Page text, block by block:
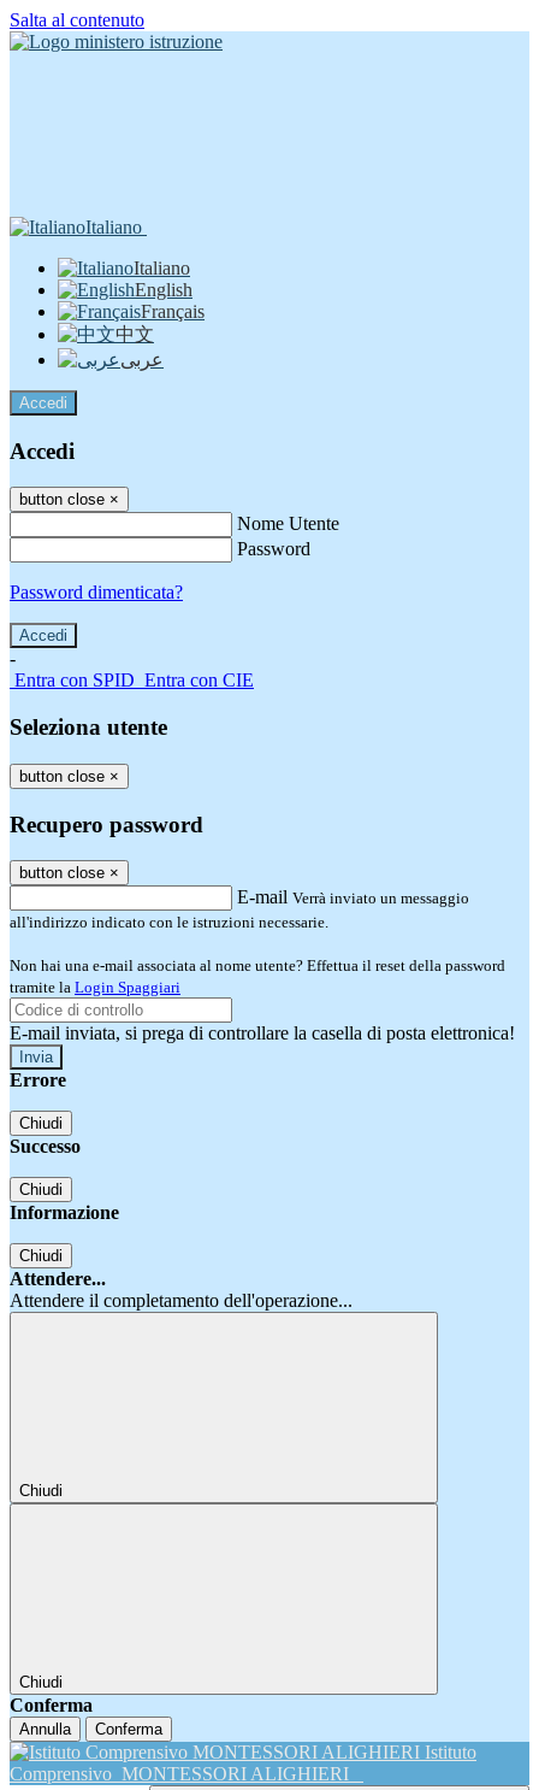
Salta al contenuto
Italiano
Italiano
English
Français
中文
عربى
Accedi
Accedi
button close ×
Nome Utente
Password
Password dimenticata?
-
Entra con SPID Entra con CIE
Seleziona utente
button close ×
Recupero password
button close ×
E-mail Verrà inviato un messaggio
all'indirizzo indicato con le istruzioni necessarie.
Non hai una e-mail associata al nome utente? Effettua il reset della password
tramite la Login Spaggiari
E-mail inviata, si prega di controllare la casella di posta elettronica!
Errore
Chiudi
Successo
Chiudi
Informazione
Chiudi
Attendere...
Attendere il completamento dell'operazione...
Chiudi
Chiudi
Conferma
Annulla Conferma
Istituto
Comprensivo MONTESSORI ALIGHIERI